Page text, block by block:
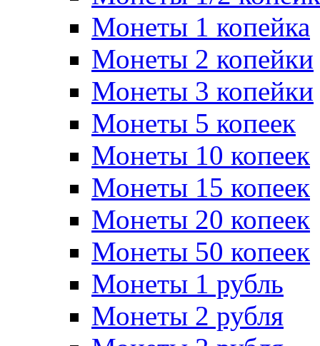
Монеты 1 копейка
Монеты 2 копейки
Монеты 3 копейки
Монеты 5 копеек
Монеты 10 копеек
Монеты 15 копеек
Монеты 20 копеек
Монеты 50 копеек
Монеты 1 рубль
Монеты 2 рубля